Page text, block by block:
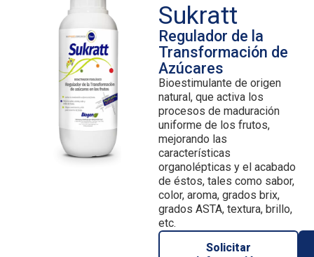
Sukratt
Regulador de la
Transformación de
Azúcares
Bioestimulante de origen
natural, que activa los
procesos de maduración
uniforme de los frutos,
mejorando las
características
organolépticas y el acabado
de éstos, tales como sabor,
color, aroma, grados brix,
grados ASTA, textura, brillo,
etc.
Solicitar